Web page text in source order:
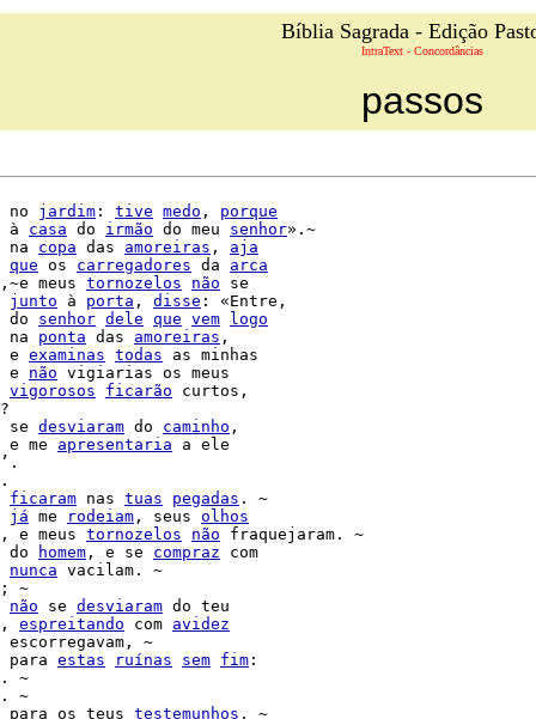
Bíblia Sagrada - Edição
IntraText - Concordâncias
passos
no jardim : tive medo , porque
à casa do irmão do meu senhor».~
na copa das amoreiras , aja
que os carregadores da arca
,~e meus tornozelos não se
junto à porta , disse : «Entre,
do senhor dele que vem
logo
na ponta das amoreiras ,
e examinas todas
e não vigiarias os meus
vigorosos ficarão curtos,
?
se desviaram do caminho ,
e me apresentaria a ele
’.
.
ficaram nas tuas pegadas . ~
já me rodeiam , seus olhos
, e meus tornozelos não
do homem , e se compraz com
nunca vacilam. ~
; ~
não se desviaram do teu
, espreitando com avidez
escorregavam, ~
para estas ruínas sem fim :
. ~
. ~
para os teus testemunhos